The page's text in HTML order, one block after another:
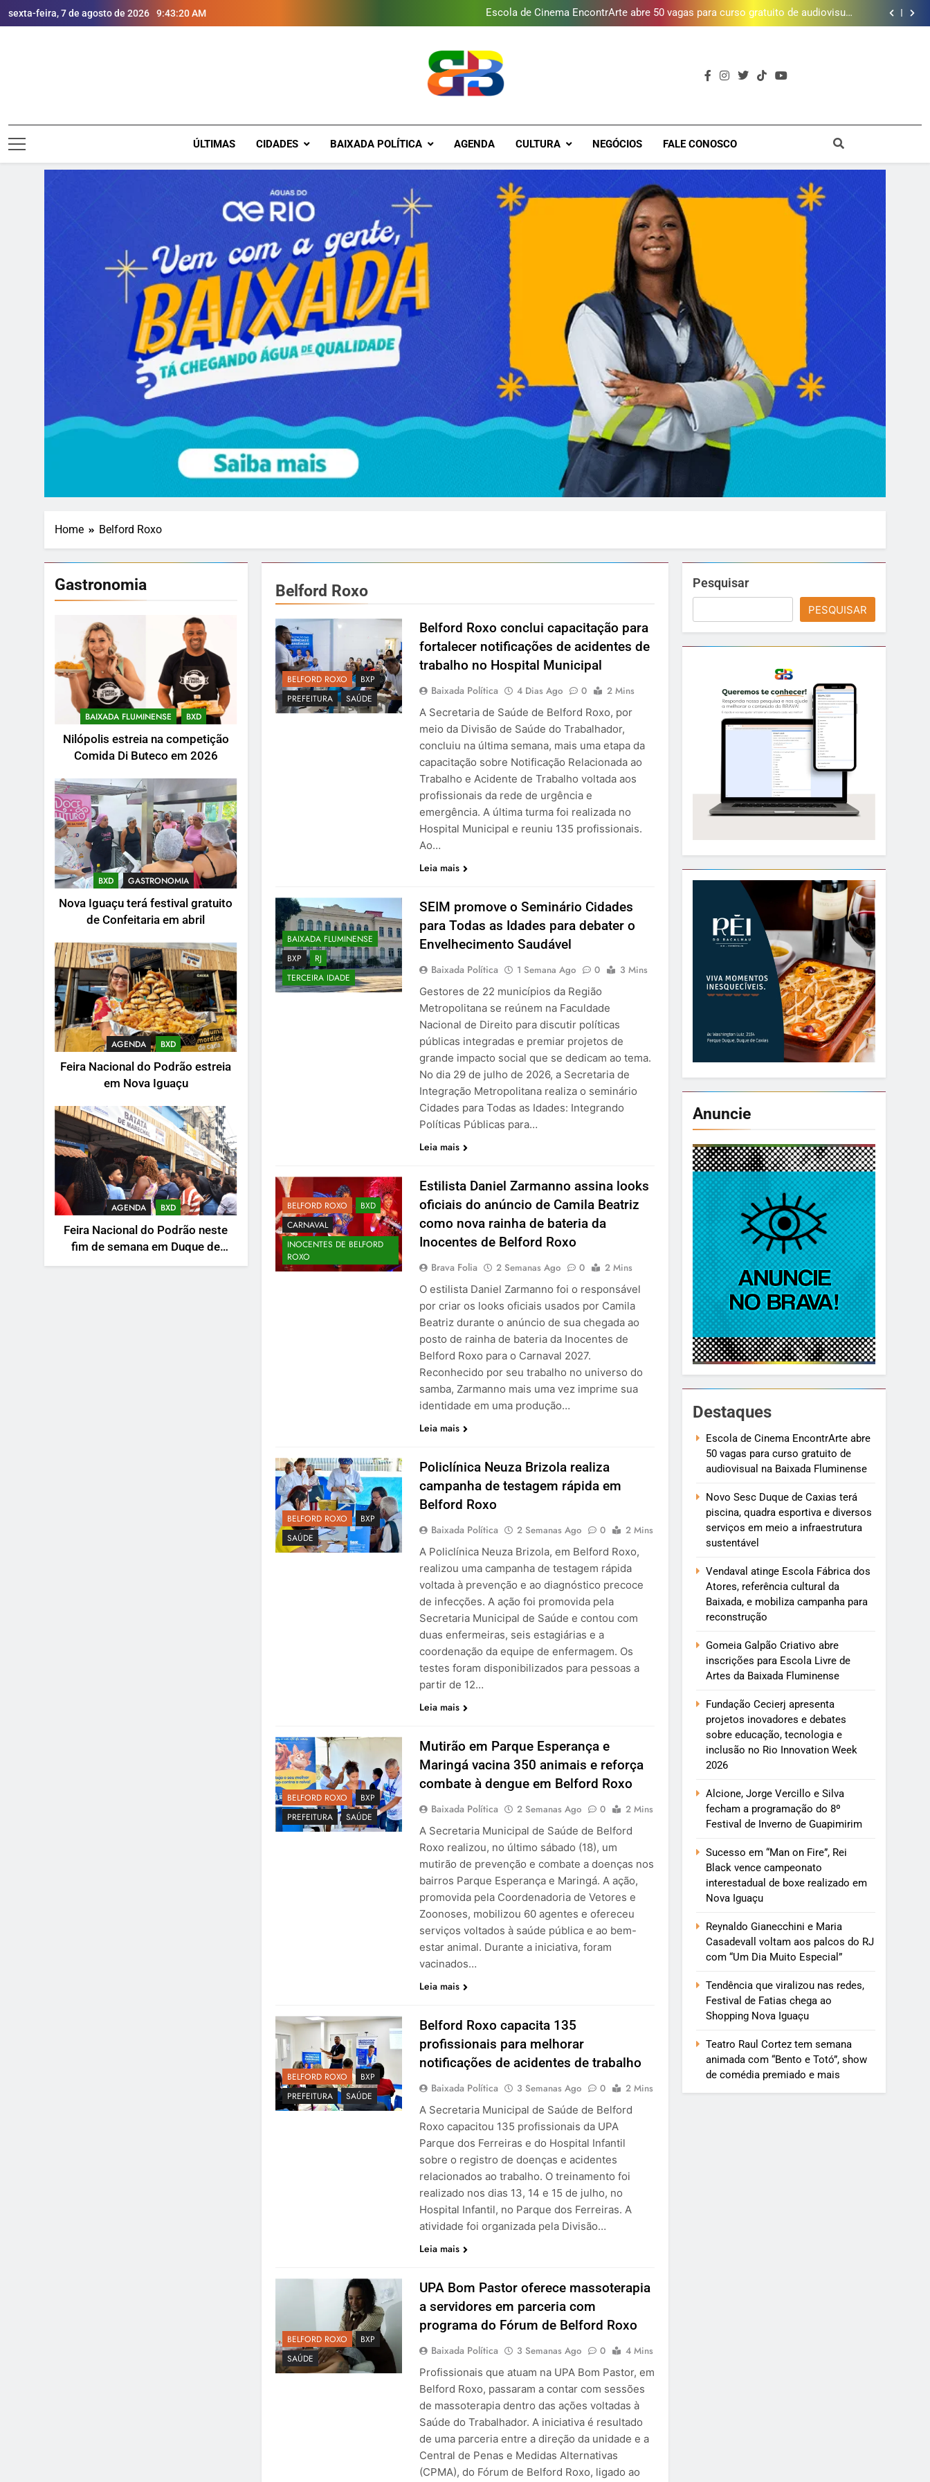
sexta-feira, 7 de agosto de 2026 9:43:21 AM
na Baixada Fluminense
Programa ambiental arrecada mais de 2 mil litros de óleo de cozinha usado e
amplia rede de coleta em 18 municípios
Novo Sesc Duque de Caxias terá piscina, quadra esportiva e diversos serviços em
Escola de Cinema EncontrArte abre 50 vagas para curso gratuito de audiovisual
Programa ambiental arrecada mais de 2 mil litros de óleo de cozinha usado e
amplia rede de coleta em 18 municípios
Novo Sesc Duque de Caxias terá piscina, quadra esportiva e diversos serviços em
Brava Baixada
ÚLTIMAS CIDADES BAIXADA POLÍTICA AGENDA CULTURA NEGÓCIOS FALE CONOSCO
Home Belford Roxo
Gastronomia
BAIXADA FLUMINENSE BXD
Nilópolis estreia na competição
Comida Di Buteco em 2026
BXD GASTRONOMIA
Nova Iguaçu terá festival gratuito
de Confeitaria em abril
AGENDA BXD
Feira Nacional do Podrão estreia
em Nova Iguaçu
AGENDA BXD
Feira Nacional do Podrão neste
fim de semana em Duque de
Caxias
Belford Roxo
BELFORD ROXO
BXP
PREFEITURA
SAÚDE
Belford Roxo conclui capacitação para
fortalecer notificações de acidentes de
trabalho no Hospital Municipal
Baixada Política 4 Dias Ago 0
2 Mins
A Secretaria de Saúde de Belford Roxo, por
meio da Divisão de Saúde do Trabalhador,
concluiu na última semana, mais uma etapa da
capacitação sobre Notificação Relacionada ao
Trabalho e Acidente de Trabalho voltada aos
profissionais da rede de urgência e
emergência. A última turma foi realizada no
Hospital Municipal e reuniu 135 profissionais.
Ao…
Leia mais
BAIXADA FLUMINENSE
BXP
RJ
TERCEIRA IDADE
SEIM promove o Seminário Cidades
para Todas as Idades para debater o
Envelhecimento Saudável
Baixada Política 1 Semana Ago 0
3 Mins
Gestores de 22 municípios da Região
Metropolitana se reúnem na Faculdade
Nacional de Direito para discutir políticas
públicas integradas e premiar projetos de
grande impacto social que se dedicam ao tema.
No dia 29 de julho de 2026, a Secretaria de
Integração Metropolitana realiza o seminário
Cidades para Todas as Idades: Integrando
Políticas Públicas para…
Leia mais
BELFORD ROXO
BXD
CARNAVAL
INOCENTES DE BELFORD
ROXO
Estilista Daniel Zarmanno assina looks
oficiais do anúncio de Camila Beatriz
como nova rainha de bateria da
Inocentes de Belford Roxo
Brava Folia 2 Semanas Ago 0
2 Mins
O estilista Daniel Zarmanno foi o responsável
por criar os looks oficiais usados por Camila
Beatriz durante o anúncio de sua chegada ao
posto de rainha de bateria da Inocentes de
Belford Roxo para o Carnaval 2027.
Reconhecido por seu trabalho no universo do
samba, Zarmanno mais uma vez imprime sua
identidade em uma produção…
Leia mais
BELFORD ROXO
BXP
SAÚDE
Policlínica Neuza Brizola realiza
campanha de testagem rápida em
Belford Roxo
Baixada Política 2 Semanas Ago 0
2 Mins
A Policlínica Neuza Brizola, em Belford Roxo,
realizou uma campanha de testagem rápida
voltada à prevenção e ao diagnóstico precoce
de infecções. A ação foi promovida pela
Secretaria Municipal de Saúde e contou com
duas enfermeiras, seis estagiárias e a
coordenação da equipe de enfermagem. Os
testes foram disponibilizados para pessoas a
partir de 12…
Leia mais
BELFORD ROXO
BXP
PREFEITURA
SAÚDE
Mutirão em Parque Esperança e
Maringá vacina 350 animais e reforça
combate à dengue em Belford Roxo
Baixada Política 2 Semanas Ago 0
2 Mins
A Secretaria Municipal de Saúde de Belford
Roxo realizou, no último sábado (18), um
mutirão de prevenção e combate a doenças nos
bairros Parque Esperança e Maringá. A ação,
promovida pela Coordenadoria de Vetores e
Zoonoses, mobilizou 60 agentes e ofereceu
serviços voltados à saúde pública e ao bem-
estar animal. Durante a iniciativa, foram
vacinados…
Leia mais
BELFORD ROXO
BXP
PREFEITURA
SAÚDE
Belford Roxo capacita 135
profissionais para melhorar
notificações de acidentes de trabalho
Baixada Política 3 Semanas Ago 0
2 Mins
A Secretaria Municipal de Saúde de Belford
Roxo capacitou 135 profissionais da UPA
Parque dos Ferreiras e do Hospital Infantil
sobre o registro de doenças e acidentes
relacionados ao trabalho. O treinamento foi
realizado nos dias 13, 14 e 15 de julho, no
Hospital Infantil, no Parque dos Ferreiras. A
atividade foi organizada pela Divisão…
Leia mais
BELFORD ROXO
BXP
SAÚDE
UPA Bom Pastor oferece massoterapia
a servidores em parceria com
programa do Fórum de Belford Roxo
Baixada Política 3 Semanas Ago 0
4 Mins
Profissionais que atuam na UPA Bom Pastor, em
Belford Roxo, passaram a contar com sessões
de massoterapia dentro das ações voltadas à
Saúde do Trabalhador. A iniciativa é resultado
de uma parceria entre a direção da unidade e a
Central de Penas e Medidas Alternativas
(CPMA), do Fórum de Belford Roxo, ligado ao
Pesquisar
PESQUISAR
Anuncie
Destaques
Escola de Cinema EncontrArte abre
50 vagas para curso gratuito de
audiovisual na Baixada Fluminense
Novo Sesc Duque de Caxias terá
piscina, quadra esportiva e diversos
serviços em meio a infraestrutura
sustentável
Vendaval atinge Escola Fábrica dos
Atores, referência cultural da
Baixada, e mobiliza campanha para
reconstrução
Gomeia Galpão Criativo abre
inscrições para Escola Livre de
Artes da Baixada Fluminense
Fundação Cecierj apresenta
projetos inovadores e debates
sobre educação, tecnologia e
inclusão no Rio Innovation Week
2026
Alcione, Jorge Vercillo e Silva
fecham a programação do 8º
Festival de Inverno de Guapimirim
Sucesso em “Man on Fire”, Rei
Black vence campeonato
interestadual de boxe realizado em
Nova Iguaçu
Reynaldo Gianecchini e Maria
Casadevall voltam aos palcos do RJ
com “Um Dia Muito Especial”
Tendência que viralizou nas redes,
Festival de Fatias chega ao
Shopping Nova Iguaçu
Teatro Raul Cortez tem semana
animada com “Bento e Totó”, show
de comédia premiado e mais